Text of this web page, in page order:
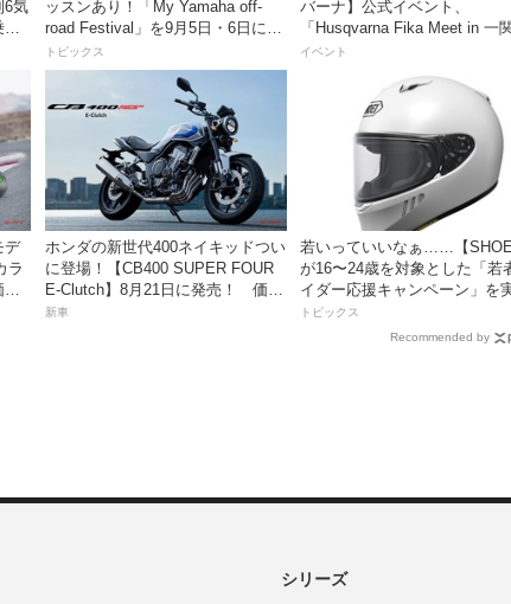
6気
り
ッスンあり！「My Yamaha off-
road Festival」を9月5日・6日にオ
ンタケエクスプローラーパークで
実施！
トピックス
バーナ】公式イベント、
「Husqvarna Fika Meet in 一
を開催
イベント
デ
ラ
ホンダの新世代400ネイキッドつい
に登場！【CB400 SUPER FOUR
E-Clutch】8月21日に発売！ 価格
99万8800円
新車
若いっていいなぁ……【
が16〜24歳を対象とした「若
イダー応援キャンペーン」を
トピックス
Recommended by
シリーズ